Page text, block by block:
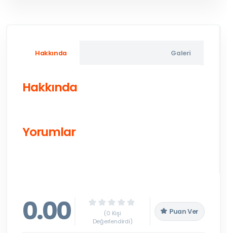
Hakkında Galeri
Hakkında
Yorumlar
0.00
(0 Kişi
Değerlendirdi)
Puan Ver